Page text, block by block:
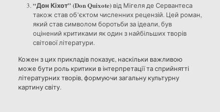
“Дон Кіхот” (Don Quixote)від Мігеля де Сервантеса
також став об’єктом численних рецензій. Цей роман,
який став символом боротьби за ідеали, був
оцінений критиками як один з найбільших творів
світової літератури.
Кожен з цих прикладів показує, наскільки важливою
може бути роль критики в інтерпретації та сприйнятті
літературних творів, формуючи загальну культурну
картину світу.